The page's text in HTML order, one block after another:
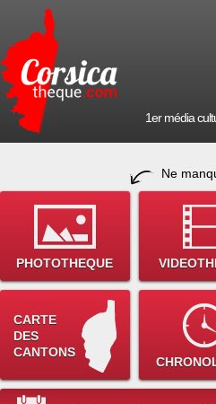
1er média
Ne
PHOTOTHEQUE
CARTE
DES
CANTONS